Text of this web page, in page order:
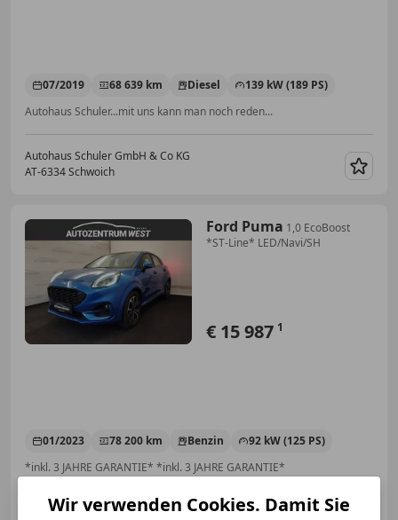
07/2019 68 639 km Diesel
139 kW (189 PS)
Autohaus Schuler...mit uns kann man noch reden...
Autohaus Schuler GmbH & Co KG
AT-6334 Schwoich
Ford Puma 1,0 EcoBoost
*ST-Line* LED/Navi/SH
€ 15 987 1
01/2023 78 200 km Benzin
92 kW (125 PS)
*inkl. 3 JAHRE GARANTIE* *inkl. 3 JAHRE GARANTIE*
Autozentrum West
Wir verwenden Cookies. Damit Sie